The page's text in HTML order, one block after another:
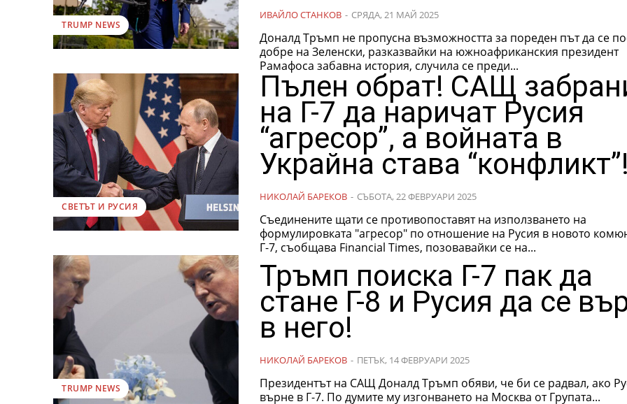
TRUMP NEWS
ИВАЙЛО СТАНКОВ - СРЯДА, 21 МАЙ 2025
Доналд Тръмп не пропусна възможността за пореден път да се
добре на Зеленски, разказвайки на южноафриканския президент
Рамафоса забавна история, случила се преди...
СВЕТЪТ И РУСИЯ
Пълен обрат! САЩ
на Г-7 да наричат Русия
“агресор”, а войната в
Украйна става “конфликт”!
НИКОЛАЙ БАРЕКОВ - СЪБОТА, 22 ФЕВРУАРИ 2025
Съединените щати се противопоставят на използването на
формулировката "агресор" по отношение на Русия в новото
Г-7, съобщава Financial Times, позовавайки се на...
TRUMP NEWS
Тръмп поиска Г-7 пак да
стане Г-8 и Русия да се
в него!
НИКОЛАЙ БАРЕКОВ - ПЕТЪК, 14 ФЕВРУАРИ 2025
Президентът на САЩ Доналд Тръмп обяви, че би се радвал, ако
върне в Г-7. По думите му изгонването на Москва от Групата...